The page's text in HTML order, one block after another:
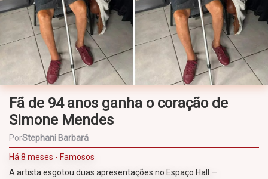
Fã de 94 anos ganha o coração de
Simone Mendes
PorStephani Barbará
Há 8 meses - Famosos
A artista esgotou duas apresentações no Espaço Hall —